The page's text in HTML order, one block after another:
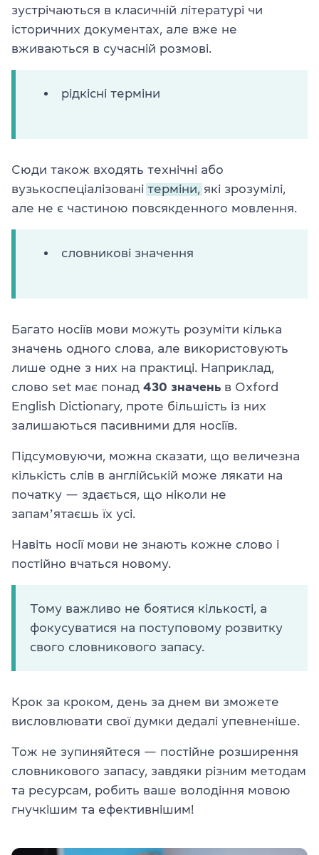
зустрічаються в класичній літературі чи
історичних документах, але вже не
вживаються в сучасній розмові.
рідкісні терміни
Сюди також входять технічні або
вузькоспеціалізовані терміни,
які зрозумілі,
але не є частиною повсякденного мовлення.
словникові значення
Багато носіїв мови можуть розуміти кілька
значень одного слова, але використовують
лише одне з них на практиці. Наприклад,
слово set має понад 430 значень в Oxford
English Dictionary, проте більшість із них
залишаються пасивними для носіїв.
Підсумовуючи, можна сказати, що величезна
кількість слів в англійській може лякати на
початку — здається, що ніколи не
запамʼятаєшь їх усі.
Навіть носії мови не знають кожне слово і
постійно вчаться новому.
Тому важливо не боятися кількості, а
фокусуватися на поступовому розвитку
свого словникового запасу.
Крок за кроком, день за днем ви зможете
висловлювати свої думки дедалі упевненіше.
Тож не зупиняйтеся — постійне розширення
словникового запасу, завдяки різним методам
та ресурсам, робить ваше володіння мовою
гнучкішим та ефективнішим!